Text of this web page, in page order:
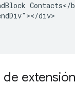
Contacts</
div>
de